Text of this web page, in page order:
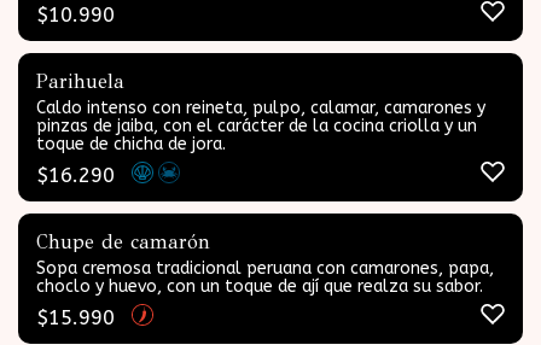
$10.990
Parihuela
Caldo intenso con reineta, pulpo, calamar, camarones y
pinzas de jaiba, con el carácter de la cocina criolla y un
toque de chicha de jora.
$16.290
Chupe de camarón
Sopa cremosa tradicional peruana con camarones, papa,
choclo y huevo, con un toque de ají que realza su sabor.
$15.990